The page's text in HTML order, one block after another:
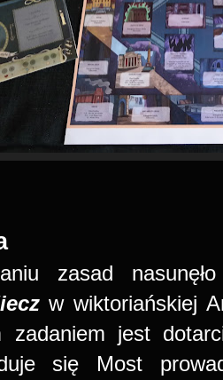
zasad
w wiktoriańskiej
zadaniem jest
się Most